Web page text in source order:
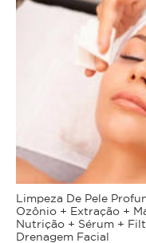
Limpeza De Pele
Ozônio + Extração +
Nutrição + Sérum +
Drenagem Facial